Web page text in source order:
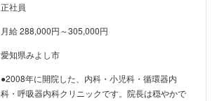
正社員
月給 288,000円～305,000円
愛知県みよし市
●2008年に開院した、内科・小児科・循環器内
科・呼吸器内科クリニックです。院長は穏やかで